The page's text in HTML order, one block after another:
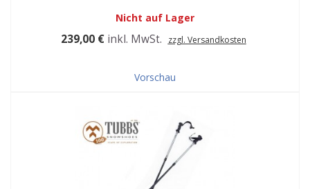
Nicht auf Lager
239,00 € inkl. MwSt. zzgl. Versandkosten
Vorschau